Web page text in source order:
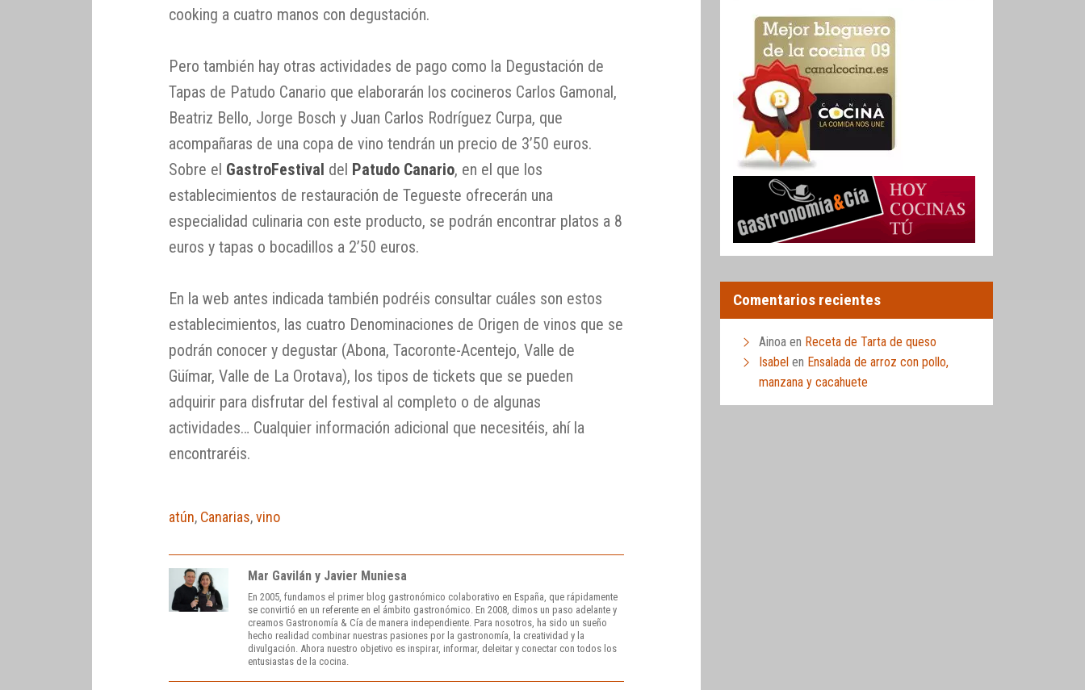
cooking a cuatro manos con degustación.
Pero también hay otras actividades de pago como la Degustación de
Tapas de Patudo Canario que elaborarán los cocineros Carlos Gamonal,
Beatriz Bello, Jorge Bosch y Juan Carlos Rodríguez Curpa, que
acompañaras de una copa de vino tendrán un precio de 3’50 euros.
Sobre el GastroFestival del Patudo Canario, en el que los
establecimientos de restauración de Tegueste ofrecerán una
especialidad culinaria con este producto, se podrán encontrar platos a 8
euros y tapas o bocadillos a 2’50 euros.
En la web antes indicada también podréis consultar cuáles son estos
establecimientos, las cuatro Denominaciones de Origen de vinos que se
podrán conocer y degustar (Abona, Tacoronte-Acentejo, Valle de
Güímar, Valle de La Orotava), los tipos de tickets que se pueden
adquirir para disfrutar del festival al completo o de algunas
actividades… Cualquier información adicional que necesitéis, ahí la
encontraréis.
atún, Canarias,vino
Mar Gavilán y Javier Muniesa
En 2005, fundamos el primer blog gastronómico colaborativo en España, que rápidamente
se convirtió en un referente en el ámbito gastronómico. En 2008, dimos un paso adelante y
creamos Gastronomía & Cía de manera independiente. Para nosotros, ha sido un sueño
hecho realidad combinar nuestras pasiones por la gastronomía, la creatividad y la
divulgación. Ahora nuestro objetivo es inspirar, informar, deleitar y conectar con todos los
entusiastas de la cocina.
Comentarios recientes
Ainoa en Receta de Tarta de queso
Isabel en Ensalada de arroz con pollo,
manzana y cacahuete